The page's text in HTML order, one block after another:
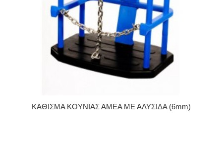
ΚΑΘΙΣΜΑ ΚΟΥΝΙΑΣ ΑΜΕΑ ΜΕ ΑΛΥΣΙΔΑ (6mm)